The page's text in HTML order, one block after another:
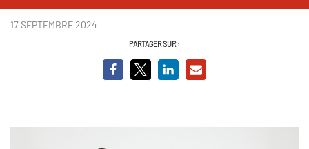
17 SEPTEMBRE 2024
PARTAGER SUR :